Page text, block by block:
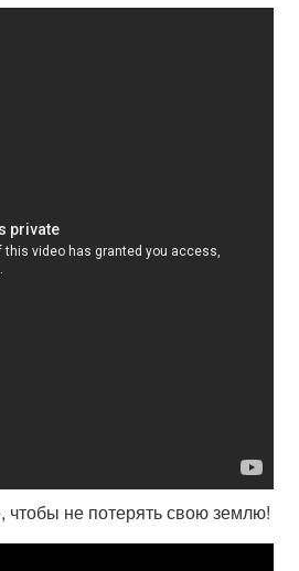
чтобы не потерять свою землю!